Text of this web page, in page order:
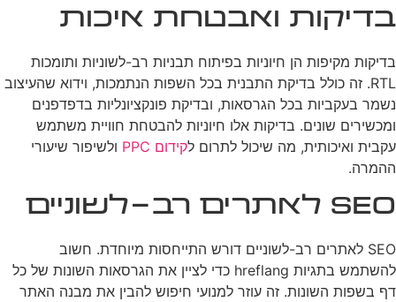
בדיקות ואבטחת איכות
בדיקות מקיפות הן חיוניות בפיתוח תבניות רב-לשוניות ותומכות
RTL. זה כולל בדיקת התבנית בכל השפות הנתמכות, וידוא שהעיצוב
נשמר בעקביות בכל הגרסאות, ובדיקת פונקציונליות בדפדפנים
ומכשירים שונים. בדיקות אלו חיוניות להבטחת חוויית משתמש
עקבית ואיכותית, מה שיכול לתרום לקידום PPC
ולשיפור שיעורי
ההמרה.
SEO לאתרים רב-לשוניים
SEO לאתרים רב-לשוניים דורש התייחסות מיוחדת. חשוב
להשתמש בתגיות hreflang כדי לציין את הגרסאות השונות של כל
דף בשפות השונות. זה עוזר למנועי חיפוש להבין את מבנה האתר